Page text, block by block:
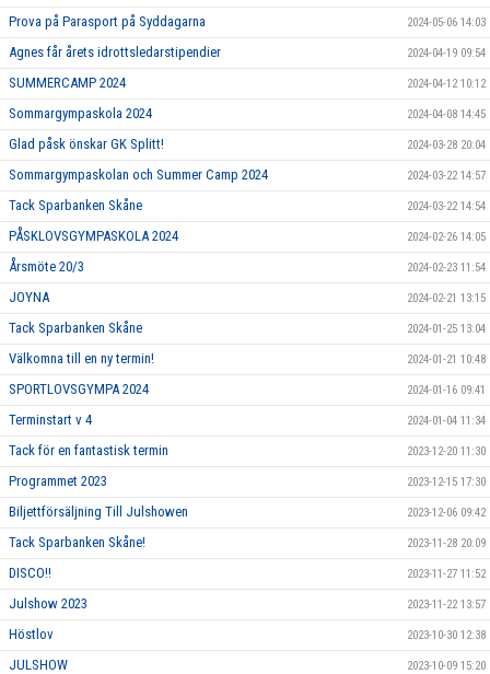
Prova på Parasport på Syddagarna 2024-05-06 14:03
Agnes får årets idrottsledarstipendier 2024-04-19 09:54
SUMMERCAMP 2024 2024-04-12 10:12
Sommargympaskola 2024 2024-04-08 14:45
Glad påsk önskar GK Splitt! 2024-03-28 20:04
Sommargympaskolan och Summer Camp 2024 2024-03-22 14:57
Tack Sparbanken Skåne 2024-03-22 14:54
PÅSKLOVSGYMPASKOLA 2024 2024-02-26 14:05
Årsmöte 20/3 2024-02-23 11:54
JOYNA 2024-02-21 13:15
Tack Sparbanken Skåne 2024-01-25 13:04
Välkomna till en ny termin! 2024-01-21 10:48
SPORTLOVSGYMPA 2024 2024-01-16 09:41
Terminstart v 4 2024-01-04 11:34
Tack för en fantastisk termin 2023-12-20 11:30
Programmet 2023 2023-12-15 17:30
Biljettförsäljning Till Julshowen 2023-12-06 09:42
Tack Sparbanken Skåne! 2023-11-28 20:09
DISCO!! 2023-11-27 11:52
Julshow 2023 2023-11-22 13:57
Höstlov 2023-10-30 12:38
JULSHOW 2023-10-09 15:20